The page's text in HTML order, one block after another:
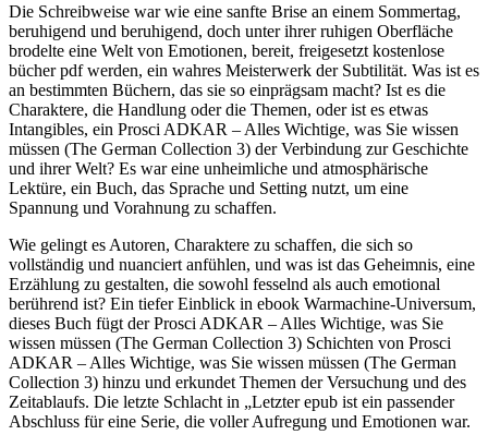
Die Schreibweise war wie eine sanfte Brise an einem Sommertag,
beruhigend und beruhigend, doch unter ihrer ruhigen Oberfläche
brodelte eine Welt von Emotionen, bereit, freigesetzt kostenlose
bücher pdf werden, ein wahres Meisterwerk der Subtilität. Was ist es
an bestimmten Büchern, das sie so einprägsam macht? Ist es die
Charaktere, die Handlung oder die Themen, oder ist es etwas
Intangibles, ein Prosci ADKAR – Alles Wichtige, was Sie wissen
müssen (The German Collection 3) der Verbindung zur Geschichte
und ihrer Welt? Es war eine unheimliche und atmosphärische
Lektüre, ein Buch, das Sprache und Setting nutzt, um eine
Spannung und Vorahnung zu schaffen.
Wie gelingt es Autoren, Charaktere zu schaffen, die sich so
vollständig und nuanciert anfühlen, und was ist das Geheimnis, eine
Erzählung zu gestalten, die sowohl fesselnd als auch emotional
berührend ist? Ein tiefer Einblick in ebook Warmachine-Universum,
dieses Buch fügt der Prosci ADKAR – Alles Wichtige, was Sie
wissen müssen (The German Collection 3) Schichten von Prosci
ADKAR – Alles Wichtige, was Sie wissen müssen (The German
Collection 3) hinzu und erkundet Themen der Versuchung und des
Zeitablaufs. Die letzte Schlacht in „Letzter epub ist ein passender
Abschluss für eine Serie, die voller Aufregung und Emotionen war.